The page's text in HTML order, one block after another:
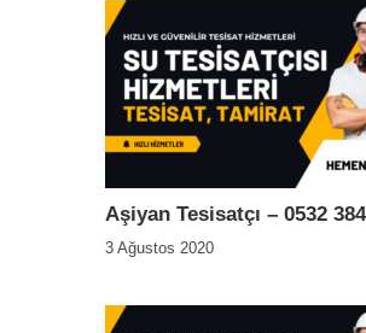
Aşiyan Tesisatçı – 0532
3 Ağustos 2020